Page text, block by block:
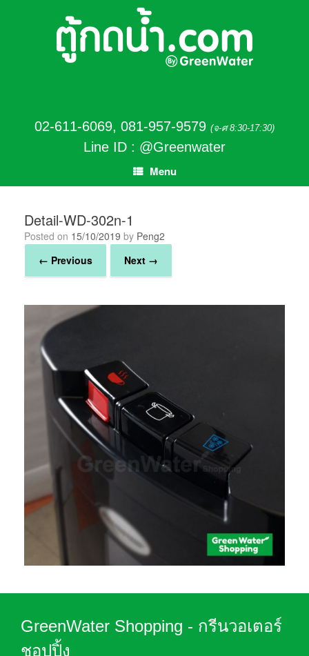
02-611-6069, 081-957-9579 (จ-ศ 8:30-17:30)
Line ID : @Greenwater
Menu
Detail-WD-302n-1
Posted on 15/10/2019 by Peng2
← Previous
Next →
GreenWater Shopping - กรีนวอเตอร์
ชอปปิ้ง